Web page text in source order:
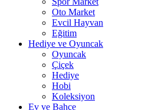
Oto Market
Evcil Hayvan
Eğitim
Hediye ve Oyuncak
Oyuncak
Çiçek
Hediye
Hobi
Koleksiyon
Ev ve Bahçe